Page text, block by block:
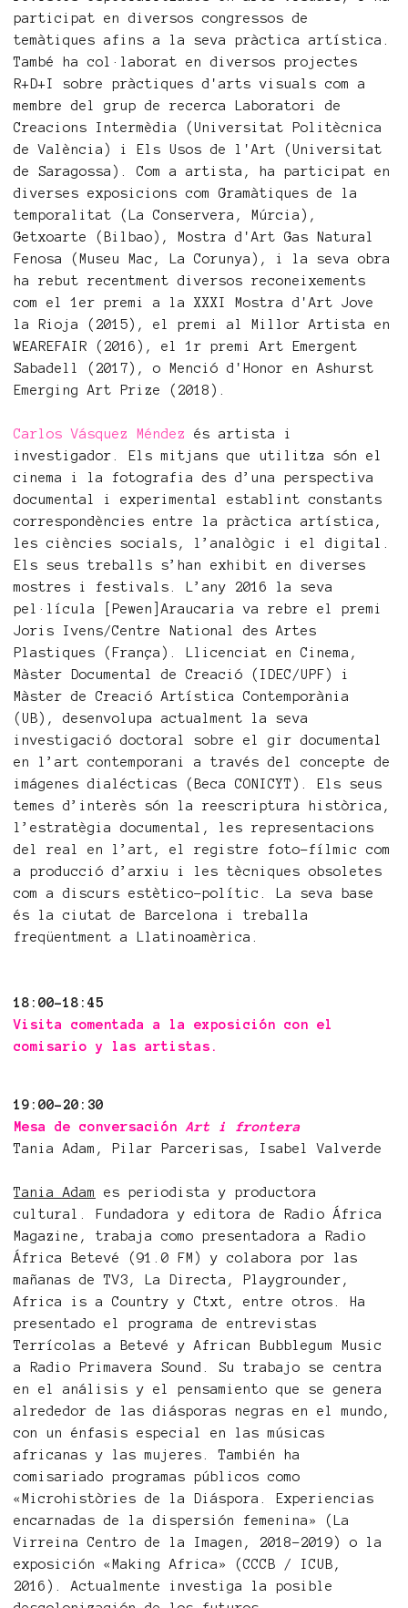
participat en diversos congressos de
temàtiques afins a la seva pràctica artística.
També ha col·laborat en diversos projectes
R+D+I sobre pràctiques d'arts visuals com a
membre del grup de recerca Laboratori de
Creacions Intermèdia (Universitat Politècnica
de València) i Els Usos de l'Art (Universitat
de Saragossa). Com a artista, ha participat en
diverses exposicions com Gramàtiques de la
temporalitat (La Conservera, Múrcia),
Getxoarte (Bilbao), Mostra d'Art Gas Natural
Fenosa (Museu Mac, La Corunya), i la seva obra
ha rebut recentment diversos reconeixements
com el 1er premi a la XXXI Mostra d'Art Jove
la Rioja (2015), el premi al Millor Artista en
WEAREFAIR (2016), el 1r premi Art Emergent
Sabadell (2017), o Menció d'Honor en Ashurst
Emerging Art Prize (2018).
Carlos Vásquez Méndez
és artista i
investigador. Els mitjans que utilitza són el
cinema i la fotografia des d’una perspectiva
documental i experimental establint constants
correspondències entre la pràctica artística,
les ciències socials, l’analògic i el digital.
Els seus treballs s’han exhibit en diverses
mostres i festivals. L’any 2016 la seva
pel·lícula [Pewen]Araucaria va rebre el premi
Joris Ivens/Centre National des Artes
Plastiques (França). Llicenciat en Cinema,
Màster Documental de Creació (IDEC/UPF) i
Màster de Creació Artística Contemporània
(UB), desenvolupa actualment la seva
investigació doctoral sobre el gir documental
en l’art contemporani a través del concepte de
imágenes dialécticas (Beca CONICYT). Els seus
temes d’interès són la reescriptura històrica,
l’estratègia documental, les representacions
del real en l’art, el registre foto-fílmic com
a producció d’arxiu i les tècniques obsoletes
com a discurs estètico-polític. La seva base
és la ciutat de Barcelona i treballa
freqüentment a Llatinoamèrica.
18:00-18:45
Visita comentada a la exposición con el
comisario y las artistas.
19:00-20:30
Mesa de conversación Art i frontera
Tania Adam, Pilar Parcerisas, Isabel Valverde
Tania Adam
es periodista y productora
cultural. Fundadora y editora de Radio África
Magazine, trabaja como presentadora a Radio
África Betevé (91.0 FM) y colabora por las
mañanas de TV3, La Directa, Playgrounder,
Africa is a Country y Ctxt, entre otros. Ha
presentado el programa de entrevistas
Terrícolas a Betevé y African Bubblegum Music
a Radio Primavera Sound. Su trabajo se centra
en el análisis y el pensamiento que se genera
alrededor de las diásporas negras en el mundo,
con un énfasis especial en las músicas
africanas y las mujeres. También ha
comisariado programas públicos como
«Microhistòries de la Diáspora. Experiencias
encarnadas de la dispersión femenina» (La
Virreina Centro de la Imagen, 2018-2019) o la
exposición «Making Africa» (CCCB / ICUB,
2016). Actualmente investiga la posible